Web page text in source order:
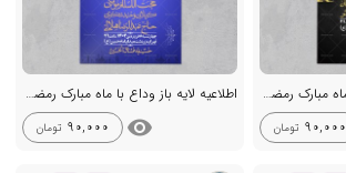
اطلاعیه لایه باز وداع با ماه مبارک رمضان + استوری
90,000 تومان
اطلاعیه لایه باز وداع با ماه مبارک رمضان + استوری
visibility
90,000 تومان